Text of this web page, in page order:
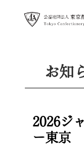
お知
2026ジ
ー東京